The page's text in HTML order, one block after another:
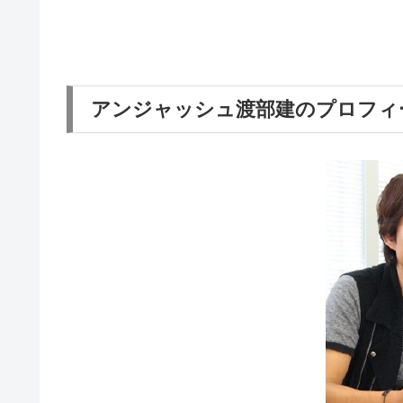
アンジャッシュ渡部建のプロフィ